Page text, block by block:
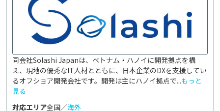
同会社Solashi Japanは、ベトナム・ハノイに開発拠点を構
え、現地の優秀なIT人材とともに、日本企業のDXを支援してい
るオフショア開発会社です。開発は主にハノイ拠点で...もっと
見る
対応エリア全国／海外